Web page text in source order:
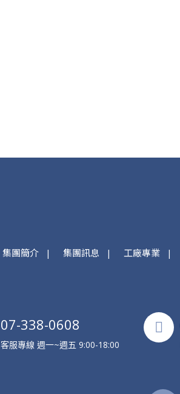
集團簡介 集團訊息 工廠專業
07-338-0608
客服專線 週一~週五 9:00-18:00